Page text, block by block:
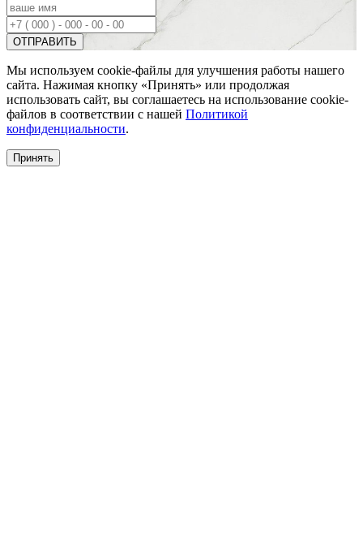
Мы используем cookie-файлы для улучшения работы нашего
сайта. Нажимая кнопку «Принять» или продолжая
использовать сайт, вы соглашаетесь на использование cookie-
файлов в соответствии с нашей Политикой
конфиденциальности.
Принять